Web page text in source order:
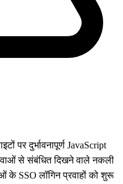
पर दुर्भावनापूर्ण JavaScript
से संबंधित दिखने वाले नकली
के SSO लॉगिन प्रवाहों को शुरू